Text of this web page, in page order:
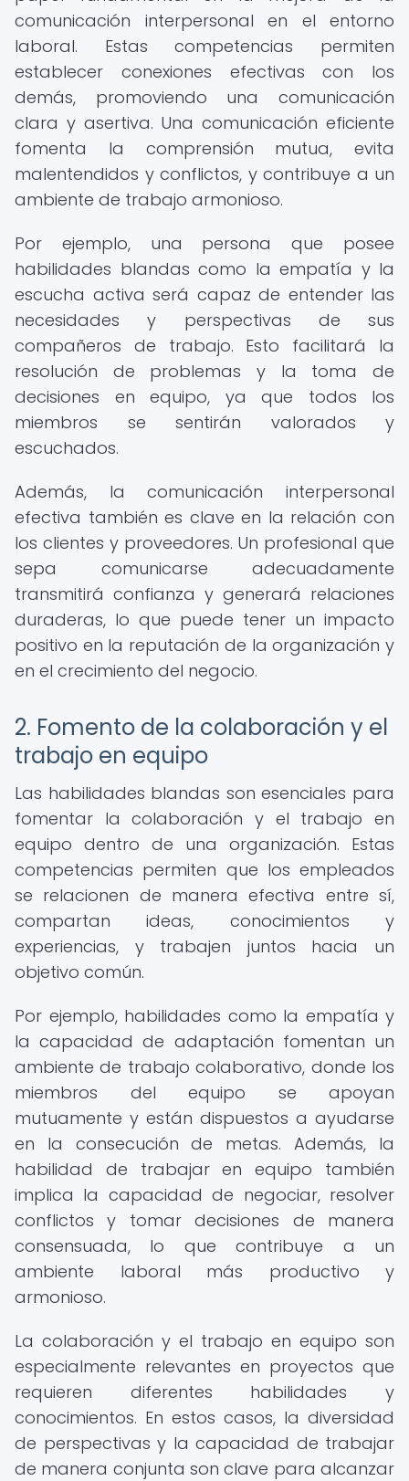
comunicación interpersonal en el entorno
laboral. Estas competencias permiten
establecer conexiones efectivas con los
demás, promoviendo una comunicación
clara y asertiva. Una comunicación eficiente
fomenta la comprensión mutua, evita
malentendidos y conflictos, y contribuye a un
ambiente de trabajo armonioso.
Por ejemplo, una persona que posee
habilidades blandas como la empatía y la
escucha activa será capaz de entender las
necesidades y perspectivas de sus
compañeros de trabajo. Esto facilitará la
resolución de problemas y la toma de
decisiones en equipo, ya que todos los
miembros se sentirán valorados y
escuchados.
Además, la comunicación interpersonal
efectiva también es clave en la relación con
los clientes y proveedores. Un profesional que
sepa comunicarse adecuadamente
transmitirá confianza y generará relaciones
duraderas, lo que puede tener un impacto
positivo en la reputación de la organización y
en el crecimiento del negocio.
2. Fomento de la colaboración y el
trabajo en equipo
Las habilidades blandas son esenciales para
fomentar la colaboración y el trabajo en
equipo dentro de una organización. Estas
competencias permiten que los empleados
se relacionen de manera efectiva entre sí,
compartan ideas, conocimientos y
experiencias, y trabajen juntos hacia un
objetivo común.
Por ejemplo, habilidades como la empatía y
la capacidad de adaptación fomentan un
ambiente de trabajo colaborativo, donde los
miembros del equipo se apoyan
mutuamente y están dispuestos a ayudarse
en la consecución de metas. Además, la
habilidad de trabajar en equipo también
implica la capacidad de negociar, resolver
conflictos y tomar decisiones de manera
consensuada, lo que contribuye a un
ambiente laboral más productivo y
armonioso.
La colaboración y el trabajo en equipo son
especialmente relevantes en proyectos que
requieren diferentes habilidades y
conocimientos. En estos casos, la diversidad
de perspectivas y la capacidad de trabajar
de manera conjunta son clave para alcanzar